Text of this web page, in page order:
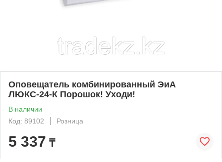
Оповещатель комбинированный ЭиА
ЛЮКС-24-К Порошок! Уходи!
В наличии
Код: 89102
Розница
5 337 ₸